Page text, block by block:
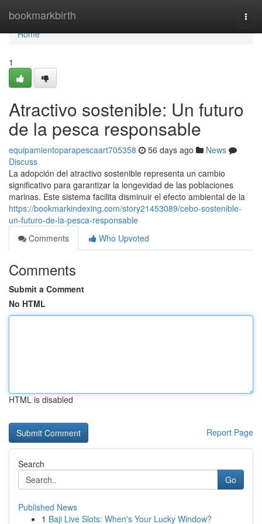
bookmarkbirth
Home
Home
1
Atractivo sostenible: Un futuro
de la pesca responsable
equipamientoparapescaart705358 56 days ago
News
Discuss
La adopción del atractivo sostenible representa un cambio
significativo para garantizar la longevidad de las poblaciones
marinas. Este sistema facilita disminuir el efecto ambiental de la
https://bookmarkindexing.com/story21453089/cebo-sostenible-
un-futuro-de-la-pesca-responsable
Comments
Who Upvoted
Comments
Submit a Comment
No HTML
HTML is disabled
Report Page
Search
Go
Published News
1 Baji Live Slots: When's Your Lucky Window?